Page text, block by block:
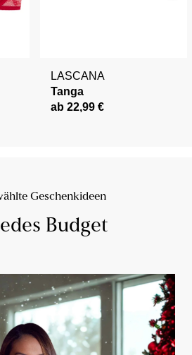
LASCANA
Tanga
ab 22,99 €
Geschenkideen
Budget